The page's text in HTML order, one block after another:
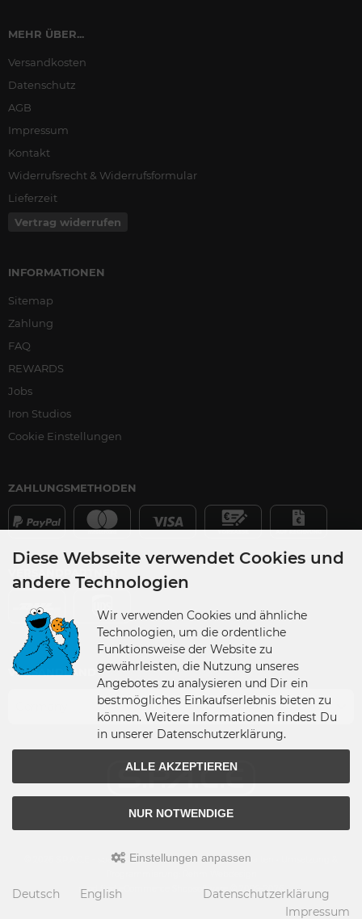
MEHR ÜBER...
Versandkosten
Datenschutz
AGB
Impressum
Kontakt
Widerrufsrecht & Widerrufsformular
Lieferzeit
Vertrag widerrufen
INFORMATIONEN
Sitemap
Zahlung
FAQ
REWARDS
Jobs
Iron Studios
Cookie Einstellungen
ZAHLUNGSMETHODEN
VERSANDPARTNER
VERSANDLAND
© 2026 S.P.A.C.E - space-figuren.de • Alle Rechte vorbehalten • Umsetzung &
modified eCommerce Shopsoftware © 2009-2026
Diese Webseite verwendet Cookies und
andere Technologien
Wir verwenden Cookies und ähnliche
Technologien, um die ordentliche
Funktionsweise der Website zu
gewährleisten, die Nutzung unseres
Angebotes zu analysieren und Dir ein
bestmögliches Einkaufserlebnis bieten zu
können. Weitere Informationen findest Du
in unserer Datenschutzerklärung.
ALLE AKZEPTIEREN
NUR NOTWENDIGE
Einstellungen anpassen
Deutsch English
Datenschutzerklärung
Impressum